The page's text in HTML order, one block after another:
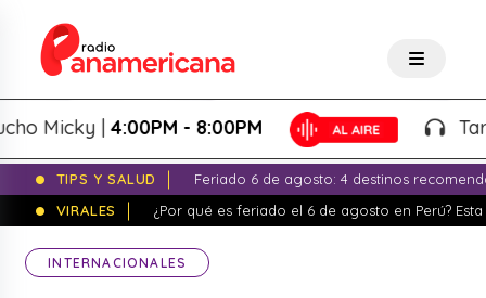
Micky |4:00PM - 8:00PM
TIPS Y SALUD
Feriado 6 de agosto: 4 destinos
VIRALES
¿Por qué es feriado el 6 de agosto en Perú?
INTERNACIONALES